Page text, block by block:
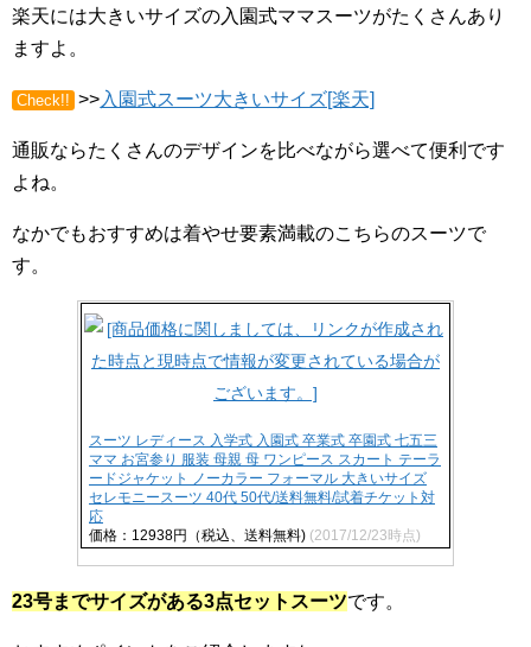
楽天には大きいサイズの入園式ママスーツがたくさんあり
ますよ。
Check!! >>入園式スーツ大きいサイズ[楽天]
通販ならたくさんのデザインを比べながら選べて便利です
よね。
なかでもおすすめは着やせ要素満載のこちらのスーツで
す。
スーツ レディース 入学式 入園式 卒業式 卒園式 七五三
ママ お宮参り 服装 母親 母 ワンピース スカート テーラ
ードジャケット ノーカラー フォーマル 大きいサイズ
セレモニースーツ 40代 50代/送料無料/試着チケット対
応
価格：12938円（税込、送料無料) (2017/12/23時点)
23号までサイズがある3点セットスーツです。